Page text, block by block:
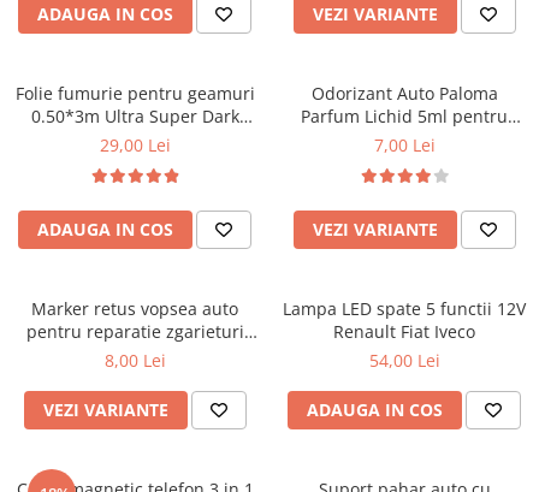
Huse Volan cu Ac si Ata
Silicon
Huse Volan Piele Naturala
Huse Volan Silicon
Odorizante Auto
Ornamente Auto
Ornamente Pedale Auto
Ornamente Schimbator Viteza
Covorase VOLKSWAGEN
Tavite Portbagaj
ADAUGA IN COS VEZI VARIANTE
Folie fumurie pentru geamuri
0.50*3m Ultra Super Dark
Black 1%
29,00 Lei
ADAUGA IN COS
Odorizant Auto Paloma
Parfum Lichid 5ml pentru
Masina, Diverse Arome
7,00 Lei
VEZI VARIANTE
Marker retus vopsea auto
pentru reparatie zgarieturi
caroserie
8,00 Lei
VEZI VARIANTE
Lampa LED spate 5 functii 12V
Renault Fiat Iveco
54,00 Lei
ADAUGA IN COS